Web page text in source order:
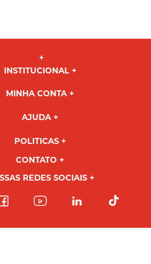
INSTITUCIONAL
MINHA CONTA
AJUDA
POLITICAS
CONTATO
REDES SOCIAIS